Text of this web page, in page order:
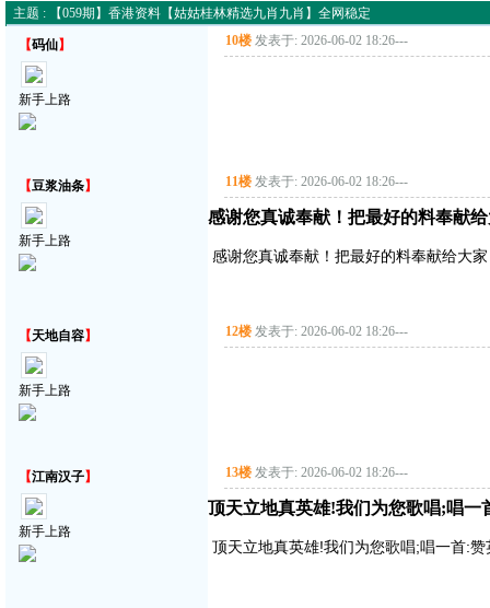
主题 : 【059期】香港资料【姑姑桂林精选九肖九肖】全网稳定
【码仙】
新手上路
10楼 发表于: 2026-06-02 18:26---
【豆浆油条】
新手上路
11楼 发表于: 2026-06-02 18:26---
感谢您真诚奉献！把最好的料奉献
感谢您真诚奉献！把最好的料奉献给大
【天地自容】
新手上路
12楼 发表于: 2026-06-02 18:26---
【江南汉子】
新手上路
13楼 发表于: 2026-06-02 18:26---
顶天立地真英雄!我们为您歌唱;唱一
顶天立地真英雄!我们为您歌唱;唱一首: